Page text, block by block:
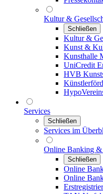
Kultur &
Schließen
Kultur &
Kunst &
Kunsthalle
UniCredit
HVB
Services
Schließen
Services im
Online Banking
Schließen
Online
Online